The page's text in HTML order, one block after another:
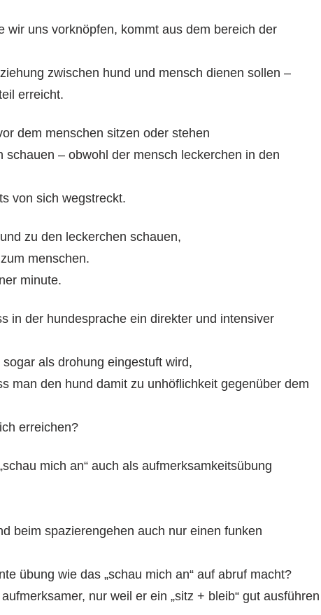
wir uns vorknöpfen, kommt aus dem bereich der
zwischen hund und mensch dienen sollen –
erreicht.
dem menschen sitzen oder stehen
schauen – obwohl der mensch leckerchen in den
von sich wegstreckt.
zu den leckerchen schauen,
menschen.
minute.
in der hundesprache ein direkter und intensiver
als drohung eingestuft wird,
man den hund damit zu unhöflichkeit gegenüber dem
erreichen?
mich an“ auch als aufmerksamkeitsübung
beim spazierengehen auch nur einen funken
übung wie das „schau mich an“ auf abruf macht?
nur weil er ein „sitz + bleib“ gut ausführen